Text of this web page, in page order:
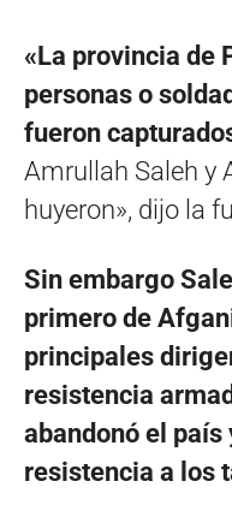
«La provincia de
personas o
fueron
Amrullah Saleh y
huyeron», dijo la
Sin embargo
primero de
principales
resistencia
abandonó el
resistencia a los